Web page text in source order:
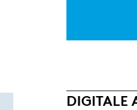
DIGITALE